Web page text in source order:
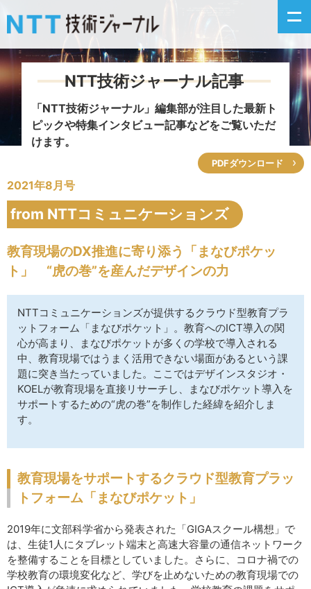
新着情報
掲載月毎記事
イベントカレンダー
問い合わせ
サイトマップ
NTT技術ジャーナル記事
「NTT技術ジャーナル」編集部が注目した最新ト
ピックや特集インタビュー記事などをご覧いただ
けます。
PDFダウンロード
2021年8月号
from NTTコミュニケーションズ
教育現場のDX推進に寄り添う「まなびポケッ
ト」 “虎の巻”を産んだデザインの力
NTTコミュニケーションズが提供するクラウド型教育プラ
ットフォーム「まなびポケット」。教育へのICT導入の関
心が高まり、まなびポケットが多くの学校で導入される
中、教育現場ではうまく活用できない場面があるという課
題に突き当たっていました。ここではデザインスタジオ・
KOELが教育現場を直接リサーチし、まなびポケット導入を
サポートするための“虎の巻”を制作した経緯を紹介しま
す。
教育現場をサポートするクラウド型教育プラッ
トフォーム「まなびポケット」
2019年に文部科学省から発表された「GIGAスクール構想」で
は、生徒1人にタブレット端末と高速大容量の通信ネットワーク
を整備することを目標としていました。さらに、コロナ禍での
学校教育の環境変化など、学びを止めないための教育現場での